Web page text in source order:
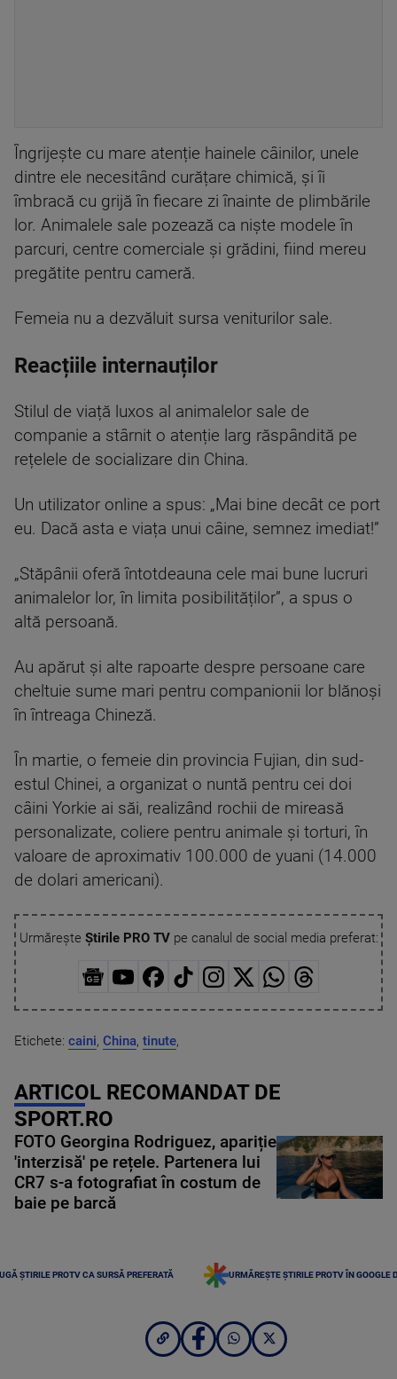
Îngrijește cu mare atenție hainele câinilor, unele
dintre ele necesitând curățare chimică, și îi
îmbracă cu grijă în fiecare zi înainte de plimbările
lor. Animalele sale pozează ca niște modele în
parcuri, centre comerciale și grădini, fiind mereu
pregătite pentru cameră.
Femeia nu a dezvăluit sursa veniturilor sale.
Reacțiile internauților
Stilul de viață luxos al animalelor sale de
companie a stârnit o atenție larg răspândită pe
rețelele de socializare din China.
Un utilizator online a spus: „Mai bine decât ce port
eu. Dacă asta e viața unui câine, semnez imediat!”
„Stăpânii oferă întotdeauna cele mai bune lucruri
animalelor lor, în limita posibilităților”, a spus o
altă persoană.
Au apărut și alte rapoarte despre persoane care
cheltuie sume mari pentru companionii lor blănoși
în întreaga Chineză.
În martie, o femeie din provincia Fujian, din sud-
estul Chinei, a organizat o nuntă pentru cei doi
câini Yorkie ai săi, realizând rochii de mireasă
personalizate, coliere pentru animale și torturi, în
valoare de aproximativ 100.000 de yuani (14.000
de dolari americani).
Urmărește Știrile PRO TVpe canalul de social media preferat:
Etichete: caini, China, tinute,
ARTICOL RECOMANDAT DE
SPORT.RO
FOTO Georgina Rodriguez, apariție
'interzisă' pe rețele. Partenera lui
CR7 s-a fotografiat în costum de
baie pe barcă
ȘTIRILE PROTV CA SURSĂ PREFERATĂ URMĂREȘTE ȘTIRILE PROTV ÎN GOOGLE